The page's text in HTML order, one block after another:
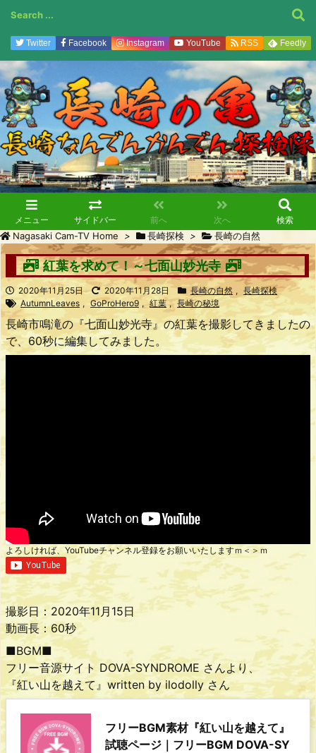
メニュー サイドバー 前へ 次へ 検索
Twitter Facebook Instagram YouTube RSS Feedly
Nagasaki Cam-TV Home > 長崎探検 > 長崎の自然
紅葉を求めて！～七面山妙光寺
2020年11月25日 2020年11月28日 長崎の自然 , 長崎探検
AutumnLeaves , GoProHero9 , 紅葉 , 長崎の秘境
長崎市鳴滝の『七面山妙光寺』の紅葉を撮影してきましたの
で、60秒に編集してみました。
よろしければ、YouTubeチャンネル登録をお願いいたしますｍ＜＞ｍ
撮影日：2020年11月15日
動画長：60秒
■BGM■
フリー音源サイト DOVA-SYNDROME さんより、
『紅い山を越えて』written by ilodolly さん
フリーBGM素材『紅い山を越えて』
試聴ページ｜フリーBGM DOVA-SY